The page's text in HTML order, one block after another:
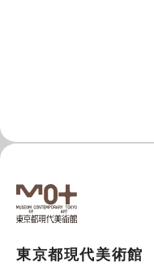
東京都現代美術館